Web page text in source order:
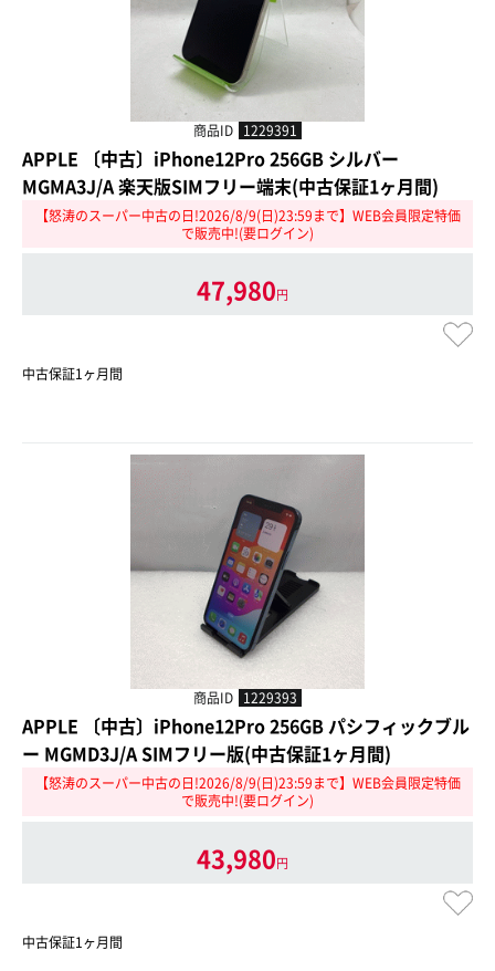
商品ID 1229391
APPLE 〔中古〕iPhone12Pro 256GB シルバー
MGMA3J/A 楽天版SIMフリー端末(中古保証1ヶ月間)
【怒涛のスーパー中古の日!2026/8/9(日)23:59まで】WEB会員限定特価
で販売中!(要ログイン)
47,980円
中古保証1ヶ月間
商品ID 1229393
APPLE 〔中古〕iPhone12Pro 256GB パシフィックブル
ー MGMD3J/A SIMフリー版(中古保証1ヶ月間)
【怒涛のスーパー中古の日!2026/8/9(日)23:59まで】WEB会員限定特価
で販売中!(要ログイン)
43,980円
中古保証1ヶ月間